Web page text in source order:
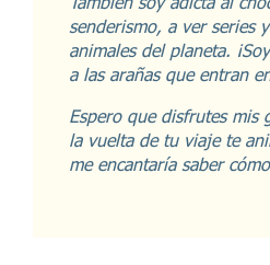
senderismo, a ver series
animales del planeta.
a las arañas que entran
Espero que disfrutes mis
la vuelta de tu viaje te
me encantaría saber